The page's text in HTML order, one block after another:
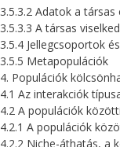
3.5.3.2 Adatok a
3.5.3.3 A társas
3.5.4 Jellegcsoportok
3.5.5 Metapopulációk
4. Populációk
4.1 Az interakciók
4.2 A populációk
4.2.1 A populációk
4.2.2 Niche-áthatás, a